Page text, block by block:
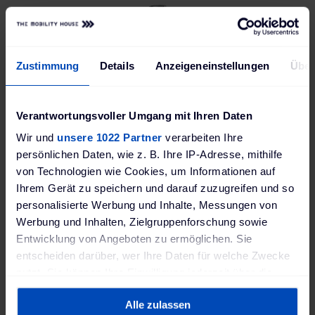
Zustimmung Details Anzeigeneinstellungen
Verantwortungsvoller Umgang mit Ihren Daten
Wir und unsere 1022 Partner verarbeiten Ihre
persönlichen Daten, wie z. B. Ihre IP-Adresse, mithilfe
von Technologien wie Cookies, um Informationen auf
Ihrem Gerät zu speichern und darauf zuzugreifen und so
personalisierte Werbung und Inhalte, Messungen von
Werbung und Inhalten, Zielgruppenforschung sowie
Entwicklung von Angeboten zu ermöglichen. Sie
entscheiden darüber, wer Ihre Daten für welche Zwecke
Cookie-Erklärung oder durch Klicken auf das Privacy
Trigger Symbol ändern oder widerrufen
Alle zulassen
KEBA pied KeContact P20/30
pour deux bornes de recharge
608,99 €
Délai de livraison: 4-5 semaines, livraison Express n'est
pas possible
Details